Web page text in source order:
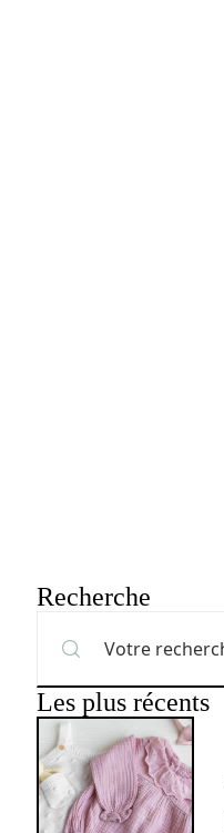
Recherche
Les plus récents